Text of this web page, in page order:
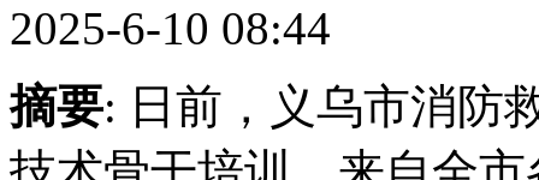
2025-6-10 08:44
摘要: 日前，义乌市消防